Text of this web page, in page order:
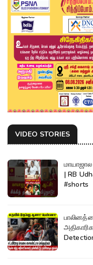
VIDEO STORIES
மாயாஜால
| RB
#shorts